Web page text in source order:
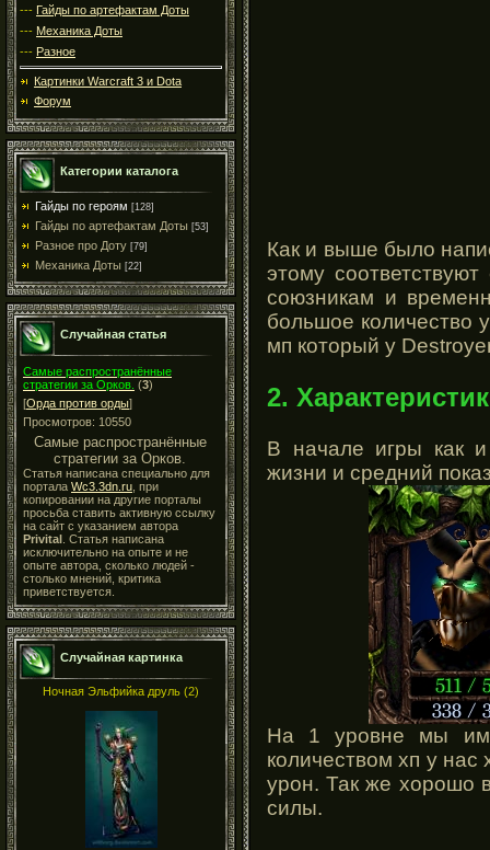
--- Гайды по артефактам Доты
--- Механика Доты
--- Разное
Картинки Warcraft 3 и Dota
Форум
Категории каталога
Гайды по героям [128]
Гайды по артефактам Доты [53]
Разное про Доту [79]
Механика Доты [22]
Случайная статья
Самые распространённые
стратегии за Орков. (3)
[Орда против орды]
Просмотров: 10550
Самые распространённые
стратегии за Орков.
Статья написана специально для
портала Wc3.3dn.ru , при
копировании на другие порталы
просьба ставить активную ссылку
на сайт с указанием автора
Privital . Статья написана
исключительно на опыте и не
опыте автора, сколько людей -
столько мнений, критика
приветствуется.
Случайная картинка
Ночная Эльфийка друль (2)
Как и выше было
этому
союзникам и
большое количество
мп который у
2.
В начале игры как
жизни и средний
На 1 уровне мы
количеством хп у нас
урон. Так же хорошо
силы.